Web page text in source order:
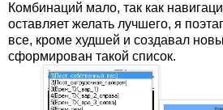
Комбинаций мало, так как
оставляет желать лучшего, я
все, кроме худшей и создавал
сформирован такой список.